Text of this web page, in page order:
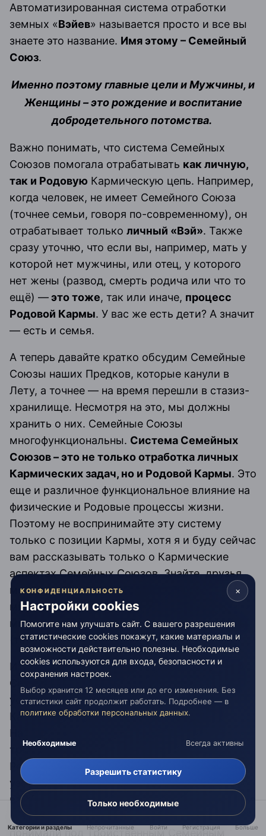
Автоматизированная система отработки
земных «Вэйев» называется просто и все вы
знаете это название. Имя этому – Семейный
Союз.
Именно поэтому главные цели и Мужчины, и
Женщины – это рождение и воспитание
добродетельного потомства.
Важно понимать, что система Семейных
Союзов помогала отрабатывать как личную,
так и Родовую Кармическую цепь. Например,
когда человек, не имеет Семейного Союза
(точнее семьи, говоря по-современному), он
отрабатывает только личный «Вэй». Также
сразу уточню, что если вы, например, мать у
которой нет мужчины, или отец, у которого
нет жены (развод, смерть родича или что то
ещё) —это тоже, так или иначе, процесс
Родовой Кармы. У вас же есть дети? А значит
— есть и семья.
А теперь давайте кратко обсудим Семейные
Союзы наших Предков, которые канули в
Лету, а точнее — на время перешли в стазиз-
хранилище. Несмотря на это, мы должны
хранить о них. Семейные Союзы
многофункциональны. Система Семейных
Союзов – это не только отработка личных
Кармических задач, но и Родовой Кармы. Это
еще и различное функциональное влияние на
физические и Родовые процессы жизни.
Поэтому не воспринимайте эту систему
только с позиции Кармы, хотя я и буду сейчас
вам рассказывать только о Кармические
аспектах Семейных Союзов. Знайте, друзья
мои, что всё у наших Предков было
многопланово и сами Предки наши были
многоплановы, а потому и мы многоплановы
(точнее, нам предстоит ими стать).
Итак,Тройственный Семейный Союз. Этот
Семейный Союз был направлен на мощный
ускоренный процесс отработки личной
Кармы,личных Кармических узелков
Например, связь муж-жена и жена-муж
требует, так или иначе, принятия
Родительской воли. Родовые Кармические
узелки, однако, отрабатывались при
взаимодействии всех семей. Мы ещё с вами в
отдельной статье обсудим, что наши Предки
понимали под Тройственным Семейным
Категории и разделы Непрочитанные Войти Регистрация Больше
×
КОНФИДЕНЦИАЛЬНОСТЬ
Настройки cookies
Помогите нам улучшать сайт. С вашего разрешения
статистические cookies покажут, какие материалы и
возможности действительно полезны. Необходимые
cookies используются для входа, безопасности и
сохранения настроек.
Выбор хранится 12 месяцев или до его изменения. Без
статистики сайт продолжит работать. Подробнее — в
политике обработки персональных данных.
Необходимые Всегда активны
Разрешить статистику
Только необходимые